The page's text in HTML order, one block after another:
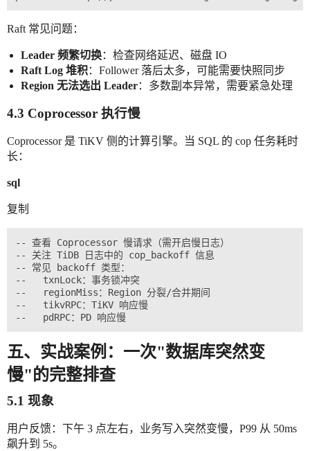
Raft 常见问题：
Leader 频繁切换：检查网络延迟、磁盘 IO
Raft Log 堆积：Follower 落后太多，可能需要快照同步
Region 无法选出 Leader：多数副本异常，需要紧急处理
4.3 Coprocessor 执行慢
Coprocessor 是 TiKV 侧的计算引擎。当 SQL 的 cop 任务耗时
长：
sql
复制
-- 查看 Coprocessor 慢请求（需开启慢日志）
-- 关注 TiDB 日志中的 cop_backoff 信息
-- 常见 backoff 类型：
--   txnLock：事务锁冲突
--   regionMiss：Region 分裂/合并期间
--   tikvRPC：TiKV 响应慢
五、实战案例：一次"数据库突然变
慢"的完整排查
5.1 现象
用户反馈：下午 3 点左右，业务写入突然变慢，P99 从 50ms
飙升到 5s。